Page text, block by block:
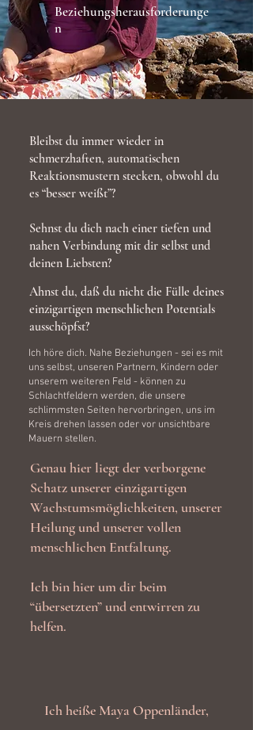
Beziehungsherausforderunge
n
Bleibst du immer wieder in
schmerzhaften, automatischen
Reaktionsmustern stecken, obwohl du
es “besser weißt”?
Sehnst du dich nach einer tiefen und
nahen Verbindung mit dir selbst und
deinen Liebsten?
Ahnst du, daß du nicht die Fülle deines
einzigartigen menschlichen Potentials
ausschöpfst?
Ich höre dich. Nahe Beziehungen - sei es mit
uns selbst, unseren Partnern, Kindern oder
unserem weiteren Feld - können zu
Schlachtfeldern werden, die unsere
schlimmsten Seiten hervorbringen, uns im
Kreis drehen lassen oder vor unsichtbare
Mauern stellen.
Genau hier liegt der verborgene
Schatz unserer einzigartigen
Wachstumsmöglichkeiten, unserer
Heilung und unserer vollen
menschlichen Entfaltung.
Ich bin hier um dir beim
“übersetzten” und entwirren zu
helfen.
Ich heiße Maya Oppenländer,